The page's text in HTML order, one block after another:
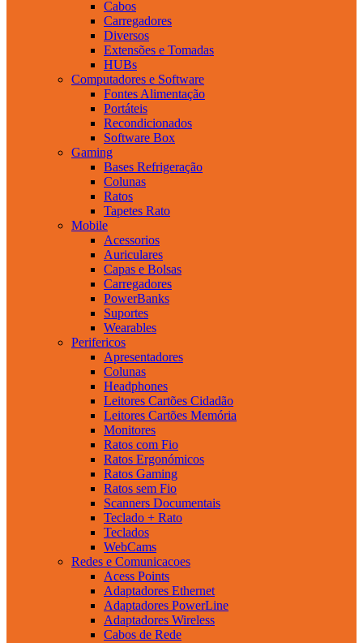
Cabos
Carregadores
Diversos
Extensões e Tomadas
HUBs
Computadores e Software
Fontes Alimentação
Portáteis
Recondicionados
Software Box
Gaming
Bases Refrigeração
Colunas
Ratos
Tapetes Rato
Mobile
Acessorios
Auriculares
Capas e Bolsas
Carregadores
PowerBanks
Suportes
Wearables
Perifericos
Apresentadores
Colunas
Headphones
Leitores Cartões Cidadão
Leitores Cartões Memória
Monitores
Ratos com Fio
Ratos Ergonómicos
Ratos Gaming
Ratos sem Fio
Scanners Documentais
Teclado + Rato
Teclados
WebCams
Redes e Comunicacoes
Acess Points
Adaptadores Ethernet
Adaptadores PowerLine
Adaptadores Wireless
Cabos de Rede